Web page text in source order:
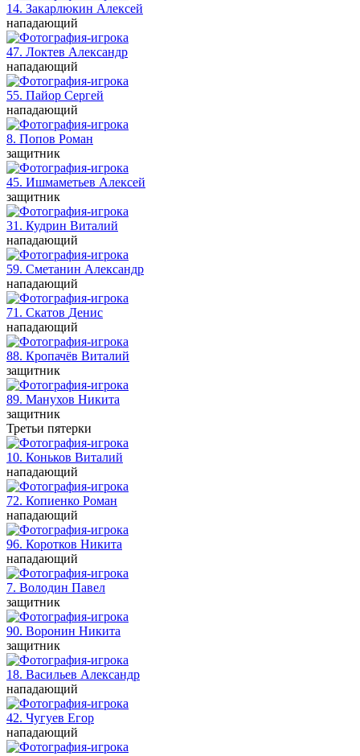
14. Закарлюкин Алексей
нападающий
47. Локтев Александр
нападающий
55. Пайор Сергей
нападающий
8. Попов Роман
защитник
45. Ишмаметьев Алексей
защитник
31. Кудрин Виталий
нападающий
59. Сметанин Александр
нападающий
71. Скатов Денис
нападающий
88. Кропачёв Виталий
защитник
89. Манухов Никита
защитник
Третьи пятерки
10. Коньков Виталий
нападающий
72. Копиенко Роман
нападающий
96. Коротков Никита
нападающий
7. Володин Павел
защитник
90. Воронин Никита
защитник
18. Васильев Александр
нападающий
42. Чугуев Егор
нападающий